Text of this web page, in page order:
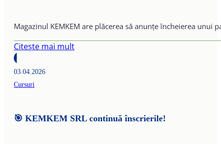
Magazinul KEMKEM are plăcerea să anunțe încheierea unui
Citește mai mult
03.04.2026
Cursuri
🎯 KEMKEM SRL continuă înscrierile!